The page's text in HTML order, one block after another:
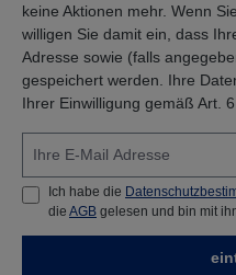
keine Aktionen mehr. Wenn
willigen Sie damit ein, dass
Adresse sowie (falls
gespeichert werden. Ihre
Ihrer Einwilligung gemäß Art.
Ich habe die
die AGB gelesen und bin mit